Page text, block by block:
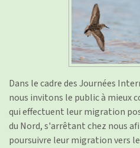
Dans le cadre des Journées
nous invitons le public à mieux
qui effectuent leur migration
du Nord, s'arrêtant chez nous
poursuivre leur migration vers